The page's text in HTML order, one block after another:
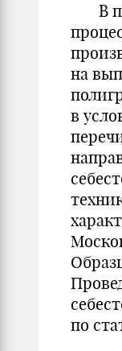
В
на
в
по